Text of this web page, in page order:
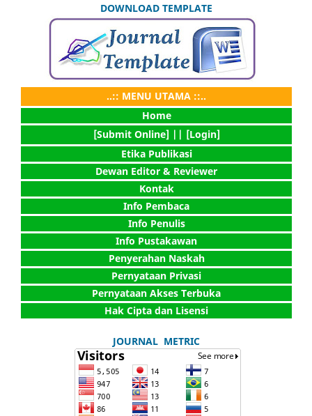
DOWNLOAD TEMPLATE
..:: MENU UTAMA ::..
Home
[Submit Online] | | [Login]
Etika Publikasi
Dewan Editor & Reviewer
Kontak
Info Pembaca
Info Penulis
Info Pustakawan
Penyerahan Naskah
Pernyataan Privasi
Pernyataan Akses Terbuka
Hak Cipta dan Lisensi
JOURNAL METRIC